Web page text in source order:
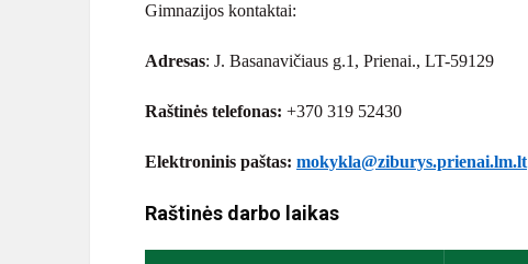
Gimnazijos kontaktai:
Adresas: J. Basanavičiaus g.1, Prienai., LT-59129
Raštinės telefonas: +370 319 52430
Elektroninis paštas: mokykla@ziburys.prienai.lm.lt
Raštinės darbo laikas